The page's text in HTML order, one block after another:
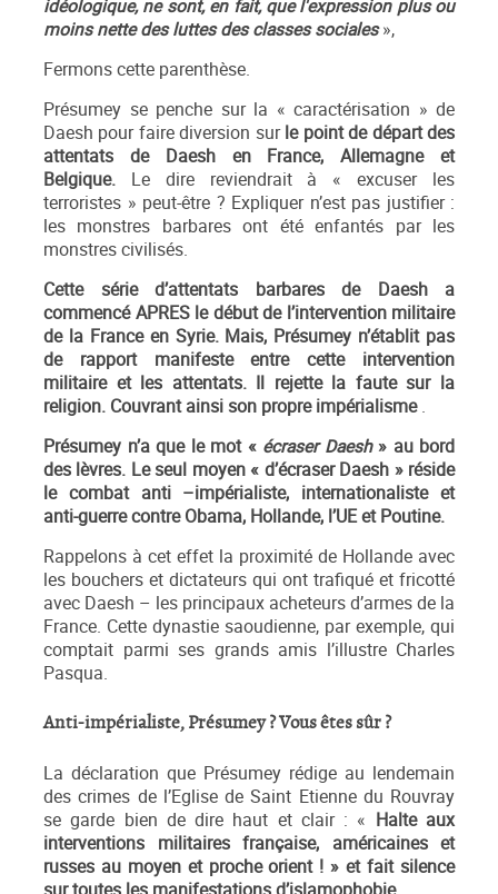
idéologique, ne sont, en fait, que l'expression plus ou
moins nette des luttes des classes sociales»,
Fermons cette parenthèse.
Présumey se penche sur la « caractérisation » de
Daesh pour faire diversion surle point de départ des
attentats de Daesh en France, Allemagne et
Belgique. Le dire reviendrait à « excuser les
terroristes » peut-être ? Expliquer n’est pas justifier :
les monstres barbares ont été enfantés par les
monstres civilisés.
Cette série d’attentats barbares de Daesh a
commencé APRES le début de l’intervention militaire
de la France en Syrie. Mais, Présumey n’établit pas
de rapport manifeste entre cette intervention
militaire et les attentats. Il rejette la faute sur la
religion. Couvrant ainsi son propre impérialisme.
Présumey n’a que le mot « écraser Daesh » au bord
des lèvres. Le seul moyen « d’écraser Daesh » réside
le combat anti –impérialiste, internationaliste et
anti-guerre contre Obama, Hollande, l’UE et Poutine.
Rappelons à cet effet la proximité de Hollande avec
les bouchers et dictateurs qui ont trafiqué et fricotté
avec Daesh – les principaux acheteurs d’armes de la
France. Cette dynastie saoudienne, par exemple, qui
comptait parmi ses grands amis l’illustre Charles
Pasqua.
Anti-impérialiste, Présumey ? Vous êtes sûr ?
La déclaration que Présumey rédige au lendemain
des crimes de l’Eglise de Saint Etienne du Rouvray
se garde bien de dire haut et clair : « Halte aux
interventions militaires française, américaines et
russes au moyen et proche orient ! » et fait silence